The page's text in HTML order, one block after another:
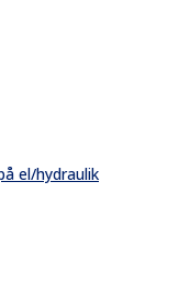
el/hydraulik